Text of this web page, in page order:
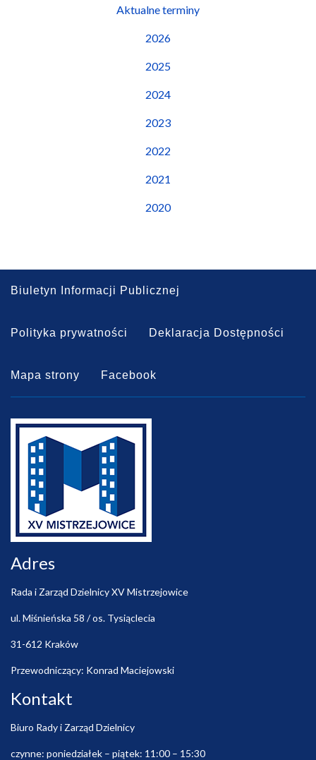
Aktualne terminy
2026
2025
2024
2023
2022
2021
2020
Biuletyn Informacji Publicznej
Polityka prywatności Deklaracja Dostępności
Mapa strony Facebook
Adres
Rada i Zarząd Dzielnicy XV Mistrzejowice
ul. Miśnieńska 58 / os. Tysiąclecia
31-612 Kraków
Przewodniczący: Konrad Maciejowski
Kontakt
Biuro Rady i Zarząd Dzielnicy
czynne: poniedziałek – piątek: 11:00 – 15:30